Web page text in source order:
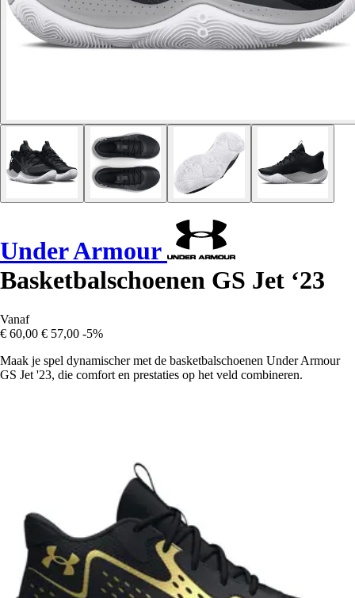
Under Armour
Basketbalschoenen GS Jet ‘23
Vanaf
€ 60,00 € 57,00 -5%
Maak je spel dynamischer met de basketbalschoenen Under Armour
GS Jet '23, die comfort en prestaties op het veld combineren.